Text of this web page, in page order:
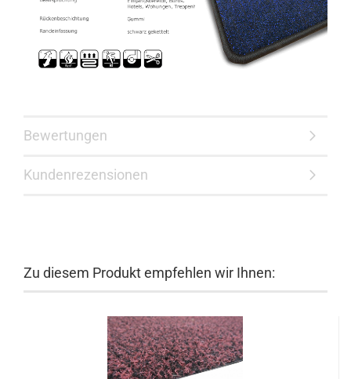
Bewertungen
Kundenrezensionen
Zu diesem Produkt empfehlen wir Ihnen: